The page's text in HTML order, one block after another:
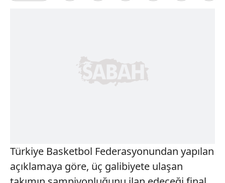
Türkiye Basketbol Federasyonundan yapılan
açıklamaya göre, üç galibiyete ulaşan